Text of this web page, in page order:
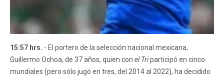
15:57 hrs. - El portero de la selección nacional mexicana,
Guillermo Ochoa, de 37 años, quien con el Triparticipó en cinco
mundiales (pero sólo jugó en tres, del 2014 al 2022), ha decidido